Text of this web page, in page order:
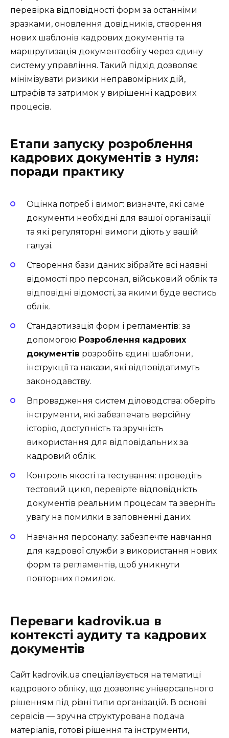
перевірка відповідності форм за останніми
зразками, оновлення довідників, створення
нових шаблонів кадрових документів та
маршрутизація документообігу через єдину
систему управління. Такий підхід дозволяє
мінімізувати ризики неправомірних дій,
штрафів та затримок у вирішенні кадрових
процесів.
Етапи запуску розроблення
кадрових документів з нуля:
поради практику
Оцінка потреб і вимог: визначте, які саме
документи необхідні для вашої організації
та які регуляторні вимоги діють у вашій
галузі.
Створення бази даних: зібрайте всі наявні
відомості про персонал, військовий облік та
відповідні відомості, за якими буде вестись
облік.
Стандартизація форм і регламентів: за
допомогою Розроблення кадрових
документів розробіть єдині шаблони,
інструкції та накази, які відповідатимуть
законодавству.
Впровадження систем діловодства: оберіть
інструменти, які забезпечать версійну
історію, доступність та зручність
використання для відповідальних за
кадровий облік.
Контроль якості та тестування: проведіть
тестовий цикл, перевірте відповідність
документів реальним процесам та зверніть
увагу на помилки в заповненні даних.
Навчання персоналу: забезпечте навчання
для кадрової служби з використання нових
форм та регламентів, щоб уникнути
повторних помилок.
Переваги kadrovik.ua в
контексті аудиту та кадрових
документів
Сайт kadrovik.ua спеціалізується на тематиці
кадрового обліку, що дозволяє універсального
рішенням під різні типи організацій. В основі
сервісів — зручна структурована подача
матеріалів, готові рішення та інструменти,